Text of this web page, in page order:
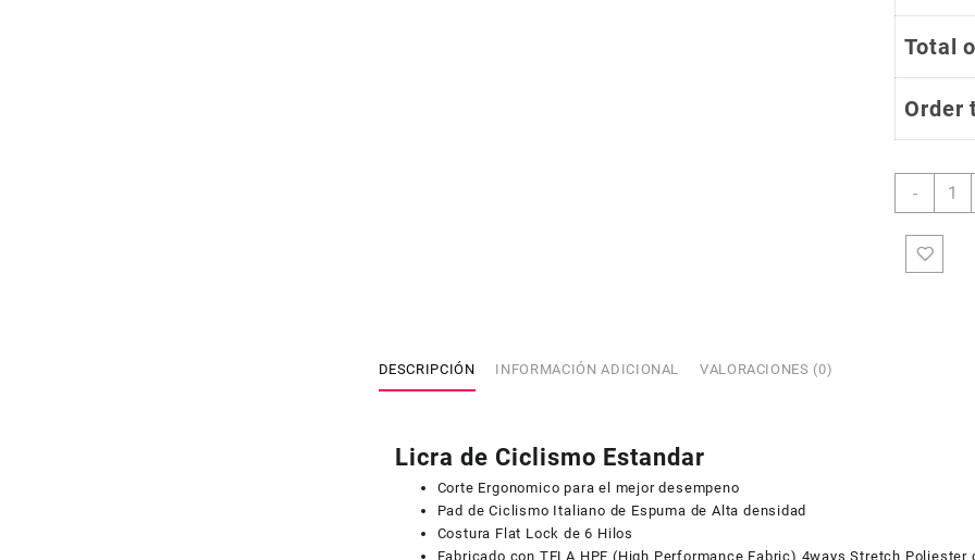
Total
Order
-
Licra
DESCRIPCIÓN INFORMACIÓN ADICIONAL VALORACIONES (0)
Licra de Ciclismo Estandar
Corte Ergonomico para el mejor desempeno
Pad de Ciclismo Italiano de Espuma de Alta densidad
Costura Flat Lock de 6 Hilos
Fabricado con TELA HPF (High Performance Fabric) 4ways Stretch Poliester